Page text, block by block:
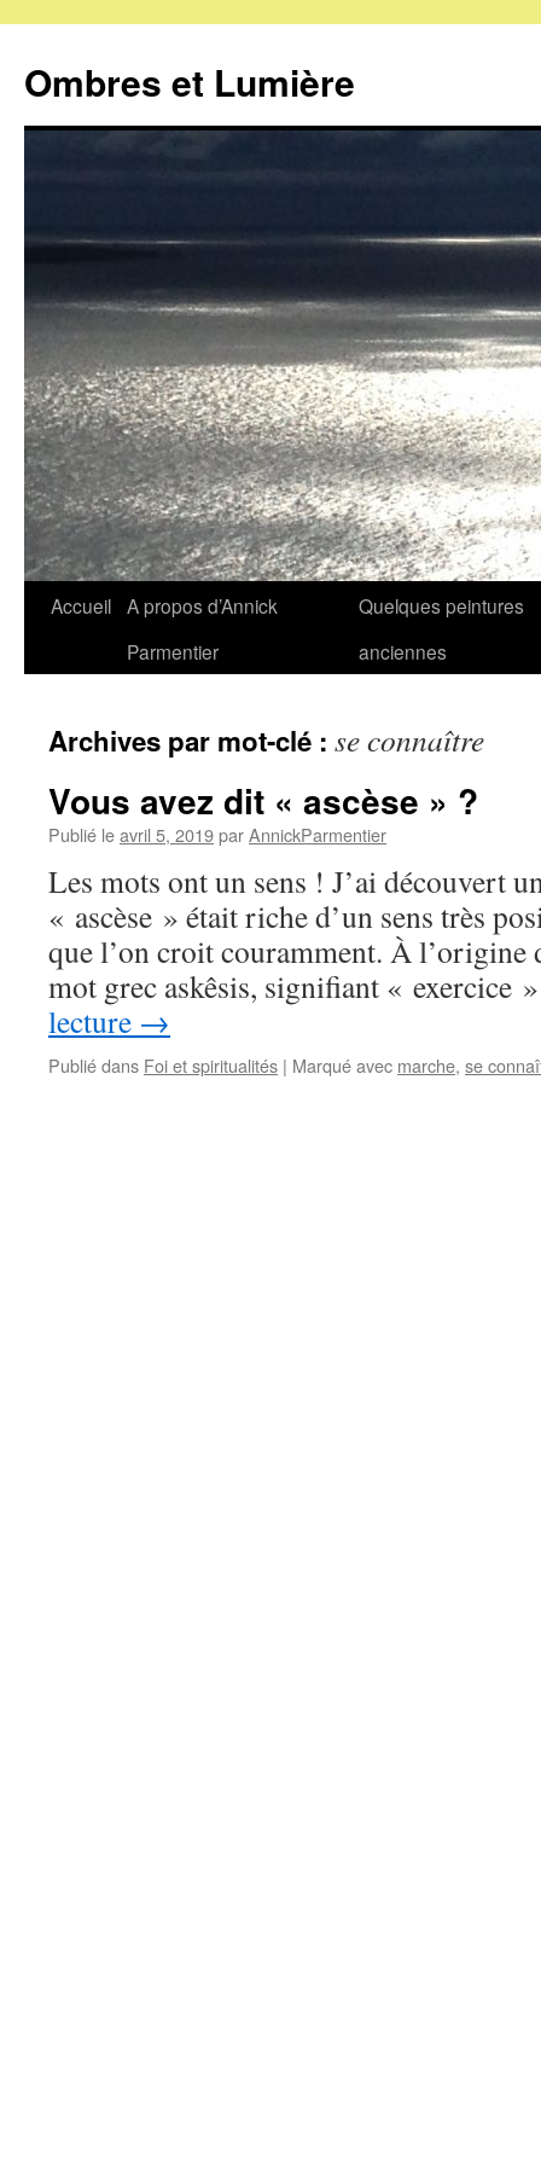
Ombres et Lumière
Aller
Accueil A propos d’Annick
Parmentier
Quelques peintures
anciennes
Archives par mot-clé : se connaître
Vous avez dit « ascèse » ?
Publié leavril 5, 2019parAnnickParmentier
Les mots ont un sens ! J’ai découvert
« ascèse » était riche d’un sens très
que l’on croit couramment. À l’origine
mot grec askêsis, signifiant «
lecture →
Publié dans Foi et spiritualités | Marqué avec marche, se